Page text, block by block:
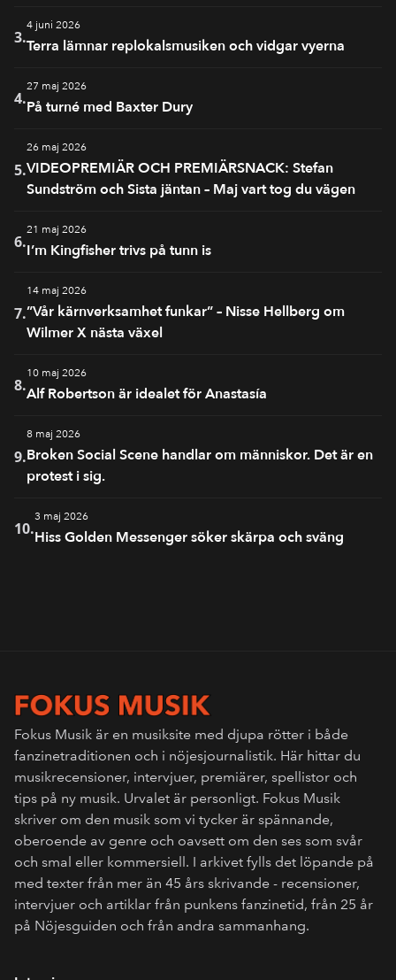
3.
4 juni 2026
Terra lämnar replokalsmusiken och vidgar vyerna
4.
27 maj 2026
På turné med Baxter Dury
5.
26 maj 2026
VIDEOPREMIÄR OCH PREMIÄRSNACK: Stefan
Sundström och Sista jäntan – Maj vart tog du vägen
6.
21 maj 2026
I’m Kingfisher trivs på tunn is
7.
14 maj 2026
”Vår kärnverksamhet funkar” – Nisse Hellberg om
Wilmer X nästa växel
8.
10 maj 2026
Alf Robertson är idealet för Anastasía
9.
8 maj 2026
Broken Social Scene handlar om människor. Det är en
protest i sig.
10.
3 maj 2026
Hiss Golden Messenger söker skärpa och sväng
Fokus Musik är en musiksite med djupa rötter i både
fanzinetraditionen och i nöjesjournalistik. Här hittar du
musikrecensioner, intervjuer, premiärer, spellistor och
tips på ny musik. Urvalet är personligt. Fokus Musik
skriver om den musik som vi tycker är spännande,
oberoende av genre och oavsett om den ses som svår
och smal eller kommersiell. I arkivet fylls det löpande på
med texter från mer än 45 års skrivande - recensioner,
intervjuer och artiklar från punkens fanzinetid, från 25 år
på Nöjesguiden och från andra sammanhang.